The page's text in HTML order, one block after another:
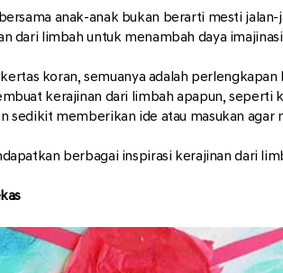
anak-anak bukan berarti mesti
dari limbah untuk menambah daya
koran, semuanya adalah
kerajinan dari limbah apapun,
sedikit memberikan ide atau masukan
berbagai inspirasi kerajinan dari